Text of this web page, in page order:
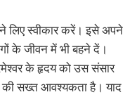
लिए स्वीकार करें। इसे अपने
के जीवन में भी बहने दें।
के हृदय को उस संसार
की सख्त आवश्यकता है। याद